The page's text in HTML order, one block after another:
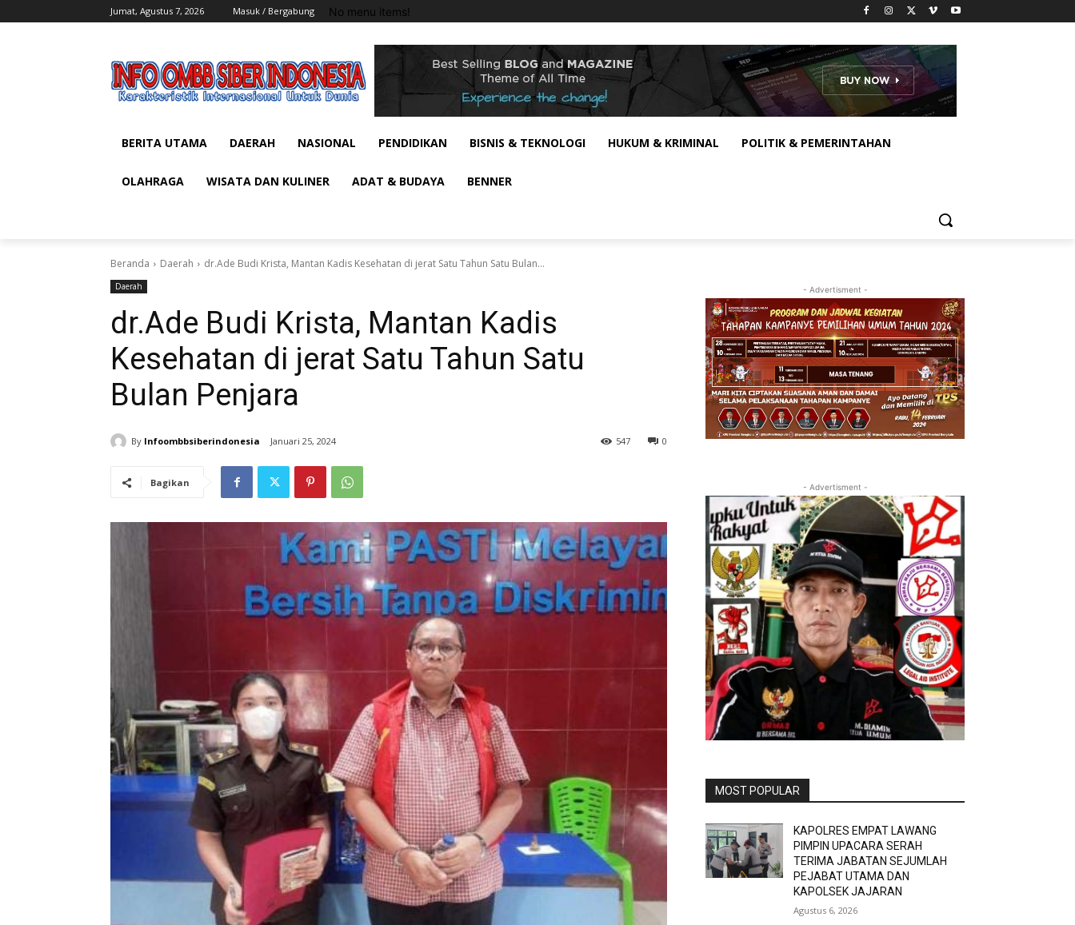
Jumat, Agustus 7, 2026 Masuk / Bergabung No menu items!
BERITA UTAMA DAERAH NASIONAL PENDIDIKAN BISNIS & TEKNOLOGI HUKUM & KRIMINAL POLITIK & PEMERINTAHAN
OLAHRAGA WISATA DAN KULINER ADAT & BUDAYA BENNER
Beranda Daerah dr.Ade Budi Krista, Mantan Kadis Kesehatan di jerat Satu Tahun Satu Bulan...
Daerah
dr.Ade Budi Krista, Mantan Kadis
Kesehatan di jerat Satu Tahun Satu
Bulan Penjara
By Infoombbsiberindonesia Januari 25, 2024 0
547
Bagikan
- Advertisment -
- Advertisment -
MOST POPULAR
KAPOLRES EMPAT LAWANG
PIMPIN UPACARA SERAH
TERIMA JABATAN SEJUMLAH
PEJABAT UTAMA DAN
KAPOLSEK JAJARAN
Agustus 6, 2026